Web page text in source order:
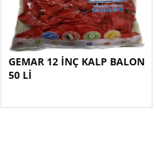
GEMAR 12 İNÇ KALP BALON
50 Lİ